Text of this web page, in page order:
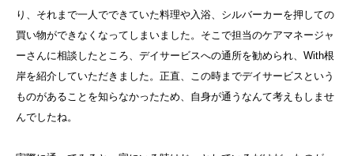
り、それまで一人でできていた料理や入浴、シルバーカーを押しての
買い物ができなくなってしまいました。そこで担当のケアマネージャ
ーさんに相談したところ、デイサービスへの通所を勧められ、With根
岸を紹介していただきました。正直、この時までデイサービスという
ものがあることを知らなかったため、自身が通うなんて考えもしませ
んでしたね。